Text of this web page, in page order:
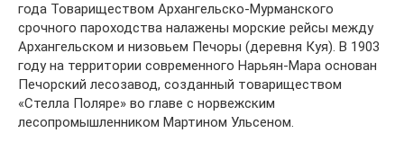
года Товариществом Архангельско-Мурманского
срочного пароходства налажены морские рейсы между
Архангельском и низовьем Печоры (деревня Куя). В 1903
году на территории современного Нарьян-Мара основан
Печорский лесозавод, созданный товариществом
«Стелла Поляре» во главе с норвежским
лесопромышленником Мартином Ульсеном.